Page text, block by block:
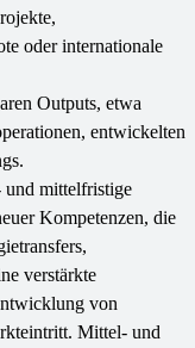
oder internationale
Outputs, etwa
entwickelten
und mittelfristige
Kompetenzen, die
verstärkte
von
Mittel- und